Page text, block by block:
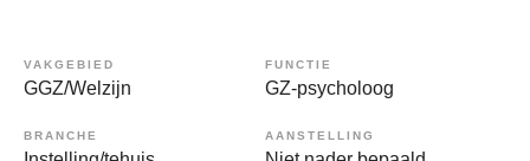
VAKGEBIED
GGZ/Welzijn
FUNCTIE
GZ-psycholoog
BRANCHE AANSTELLING